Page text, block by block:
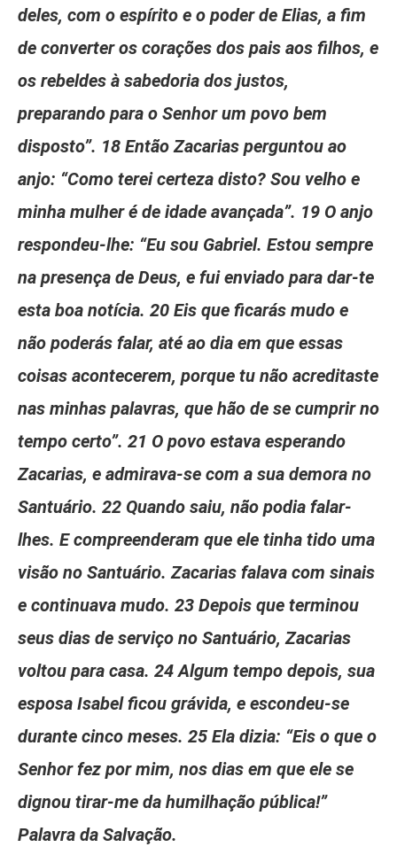
deles, com o espírito e o poder de Elias, a fim
de converter os corações dos pais aos filhos, e
os rebeldes à sabedoria dos justos,
preparando para o Senhor um povo bem
disposto”. 18 Então Zacarias perguntou ao
anjo: “Como terei certeza disto? Sou velho e
minha mulher é de idade avançada”. 19 O anjo
respondeu-lhe: “Eu sou Gabriel. Estou sempre
na presença de Deus, e fui enviado para dar-te
esta boa notícia. 20 Eis que ficarás mudo e
não poderás falar, até ao dia em que essas
coisas acontecerem, porque tu não acreditaste
nas minhas palavras, que hão de se cumprir no
tempo certo”. 21 O povo estava esperando
Zacarias, e admirava-se com a sua demora no
Santuário. 22 Quando saiu, não podia falar-
lhes. E compreenderam que ele tinha tido uma
visão no Santuário. Zacarias falava com sinais
e continuava mudo. 23 Depois que terminou
seus dias de serviço no Santuário, Zacarias
voltou para casa. 24 Algum tempo depois, sua
esposa Isabel ficou grávida, e escondeu-se
durante cinco meses. 25 Ela dizia: “Eis o que o
Senhor fez por mim, nos dias em que ele se
dignou tirar-me da humilhação pública!”
Palavra da Salvação.